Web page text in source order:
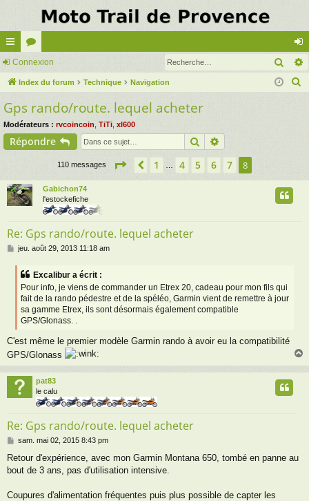
cc
ès
ra
pi
de
or
u
m
s
on
ne
Connexion
Index du forum Technique Navigation
Gps rando/route. lequel acheter
Modérateurs : rvcoincoin TiTi xl600
Répondre Rechercher
110 messages Page 8 8
Précédente
1 4 5 6 7 8
Gabichon74
l'estockefiche
Re: Gps rando/route. lequel acheter
M
jeu. août 29, 2013 11:18 am
Excalibur a écrit :
Pour info, je viens de commander un Etrex 20, cadeau pour mon fils qui
fait de la rando pédestre et de la spéléo, Garmin vient de remettre à jour
sa gamme Etrex, ils sont désormais également compatible
GPS/Glonass. .
C'est même le premier modèle Garmin rando à avoir eu la compatibilité
GPS/Glonass
a
u
pat83
le calu
Re: Gps rando/route. lequel acheter
M
s
s
g
sam. mai 02, 2015 8:43 pm
Retour d'expérience, avec mon Garmin Montana 650, tombé en panne au
bout de 3 ans, pas d'utilisation intensive.
Coupures d'alimentation fréquentes puis plus possible de capter les